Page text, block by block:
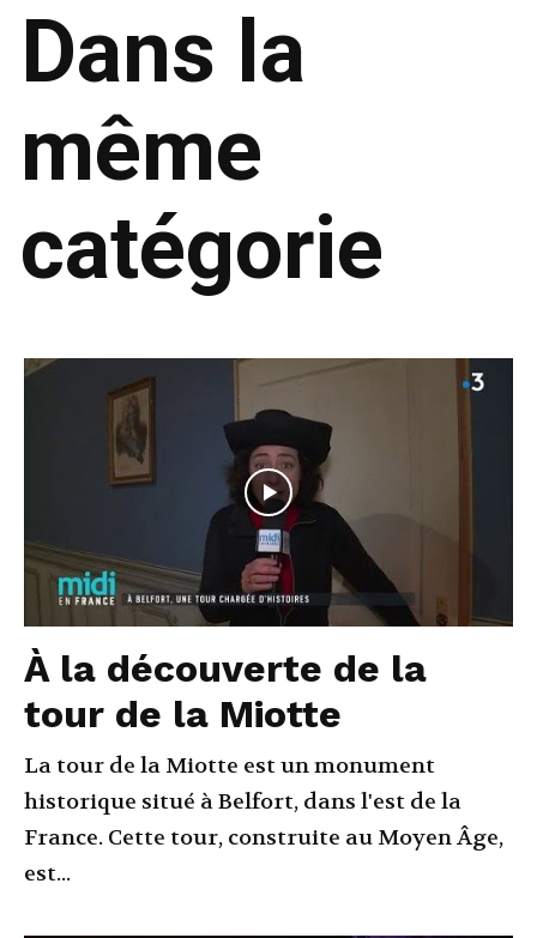
Dans la
même
catégorie
À la découverte de la
tour de la Miotte
La tour de la Miotte est un monument
historique situé à Belfort, dans l'est de la
France. Cette tour, construite au Moyen Âge,
est...